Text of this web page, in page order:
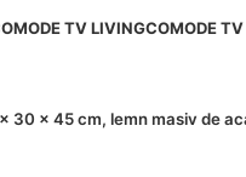
TV LIVINGCOMODE
30 x 45 cm, lemn masiv de